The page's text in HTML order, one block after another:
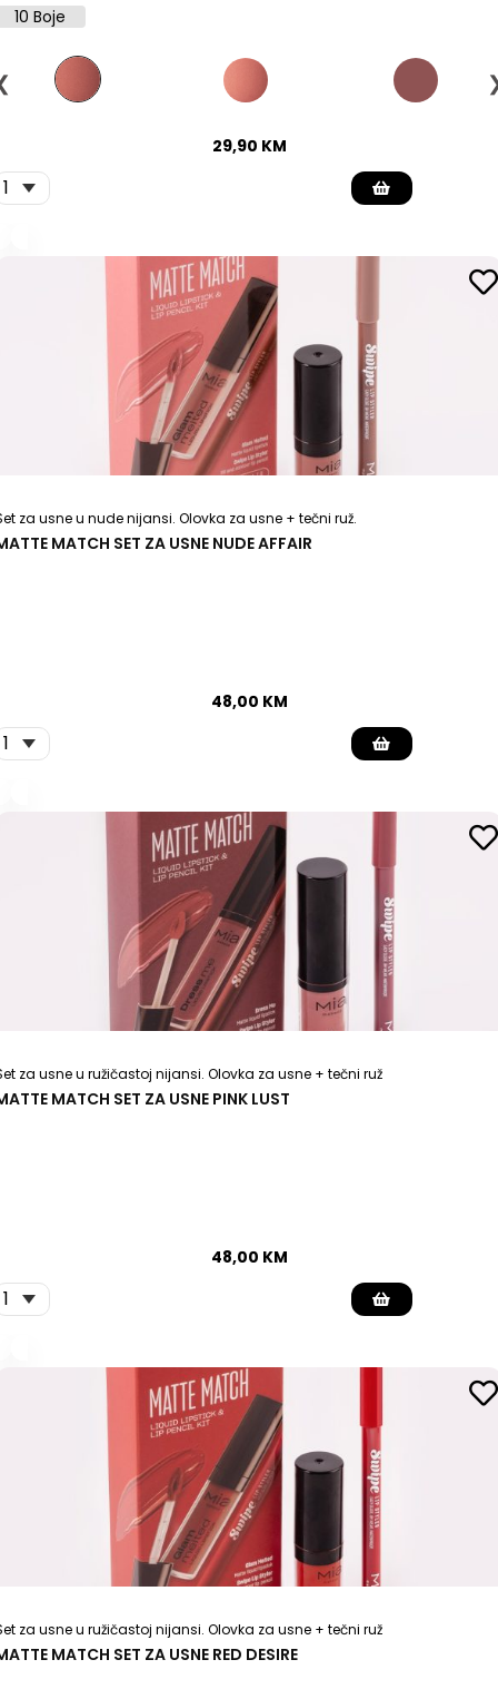
10 Boje
29,90 KM
za usne u nude nijansi. Olovka za usne + tečni ruž.
MATCH SET ZA USNE NUDE AFFAIR
48,00 KM
za usne u ružičastoj nijansi. Olovka za usne + tečni ruž
MATCH SET ZA USNE PINK LUST
48,00 KM
za usne u ružičastoj nijansi. Olovka za usne + tečni ruž
MATCH SET ZA USNE RED DESIRE